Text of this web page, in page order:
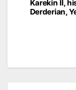
Karekin II,
Derderian,